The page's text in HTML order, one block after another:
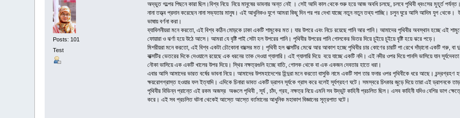
Posts: 101
Test
অদ্ভুত গল্পের পিছনে কারা ছিল।বিশ্ব নিয়ে নিয়ে মানুষের ভাবনার অন্ত নেই । সেই আদি কাল থেকে শুরু হয়ে আজ অবধি চলছে, চলবে পৃথিবী ধ্বংসের মুহূর্ত পর্যন্ত।
নানা তত্ত্ব প্রদান করেছেন নানা সভ্যতার মানুষ। এই আধুনিকও যুগে আমরা কিছু দিন পর পর দেখা যাচ্ছে নতুন নতুন তথ্য পাচ্ছি। চলুন ঘুরে আসি আদিম যুগ
ভাষায় বর্ণনা করা।
ব্যাবিলনীয়রা মনে করতো, এই বিশ্ব কঠিন মোড়কে ঢাকা একটি শামুকের মত। যার উপরে এবং নিচে রয়েছে পানি আর পানি। আমাদের পৃথিবীর অবস্থান হচ্ছে এই
ফোয়ারা ও ঝর্ণা হয়ে উঠে আসে। আমরা যে বৃষ্টি পাই সেটা হল উপরের পানি। পৃথিবীর উপরের পানি গোলকের ভিতর দিয়ে চুইয়ে চুইয়ে বৃষ্টি হয়ে ঝরে পড়ে।
মিশরীয়রা মনে করতো, এই বিশ্ব একটা চৌকোনা বাক্সের মত। পৃথিবী হল বাক্সটির মেঝে আর আকাশ হচ্ছে পৃথিবীর চার কোণের চারটি পা রেখে দাঁড়ানো একটি গরু, বা
বাক্সটির ভেতরের দিকে দেওয়ালে রয়েছে এক ধরনের তাক দেওয়া গ্যালারি। এই গ্যালারি দিয়ে বয়ে যাচ্ছে একটি নদি। এই নদীর ওপর দিয়ে পানসি ভাসিয়ে যান
নৌকা ভাসিয়ে এক একটি খালের উপর দিয়ে। স্থির নক্ষত্রগুলি হচ্ছে বাতি, গোলক থেকে বা এক একজন দেবতার হাতে ধরা।
এবার আসি আমাদের ভারত বর্ষের ভাবনা নিয়ে। আমাদের উপমহাদেশের হিন্দুরা মনে করতো বাসুকি নামে একটি সাপ তার ফনার ওপর পৃথিবীকে ধরে আছে। চন্দ্রগ্রহণ
ক্ষয়রোগগ্রাস্ত হওয়ার ফল ইত্যাদি। এদিকে চিনারা ভাবত একটি ড্রাগন সূর্যকে গ্রাস করে বলেই সূর্যগ্রহণ ঘটে। সমস্বরে চিৎকার জুড়ে দিয়ে তারা এই ড্রাগনকে
পৃথিবীর বিভিন্ন প্রান্তে এই রকম অজস্র অঞ্চলে পৃথিবী , সূর্য , চাঁদ, গ্রহ, নক্ষত্র নিয়ে এমনি সব উদ্ভুট কাহিনী প্রচলিত ছিল। এসব কাহিনী যদিও বেশির ভাগ
করে। এই সব প্রচলিত ঘটনা থেকেই আস্তে আস্তে বর্তমানের আধুনিক মহাকাশ বিজ্ঞানের সূত্রপাত ঘটে।